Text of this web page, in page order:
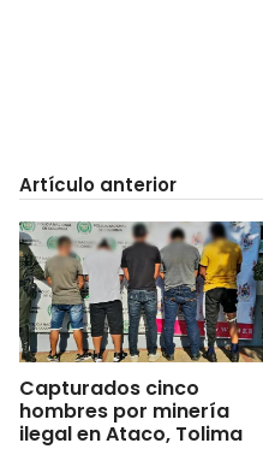
Artículo anterior
Capturados cinco
hombres por minería
ilegal en Ataco, Tolima